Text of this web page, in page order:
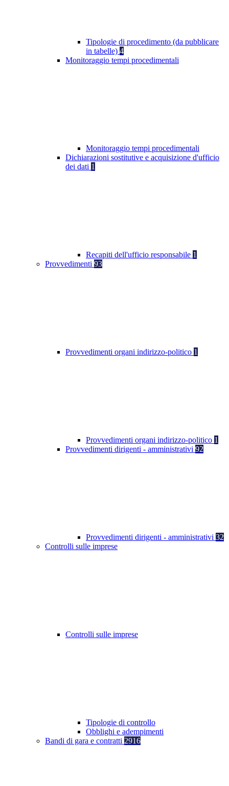
Tipologie di procedimento (da pubblicare
in tabelle) 4
Monitoraggio tempi procedimentali
Monitoraggio tempi procedimentali
Dichiarazioni sostitutive e acquisizione d'ufficio
dei dati 1
Recapiti dell'ufficio responsabile 1
Provvedimenti 93
Provvedimenti organi indirizzo-politico 1
Provvedimenti organi indirizzo-politico 1
Provvedimenti dirigenti - amministrativi 92
Provvedimenti dirigenti - amministrativi 32
Controlli sulle imprese
Controlli sulle imprese
Tipologie di controllo
Obblighi e adempimenti
Bandi di gara e contratti 2916